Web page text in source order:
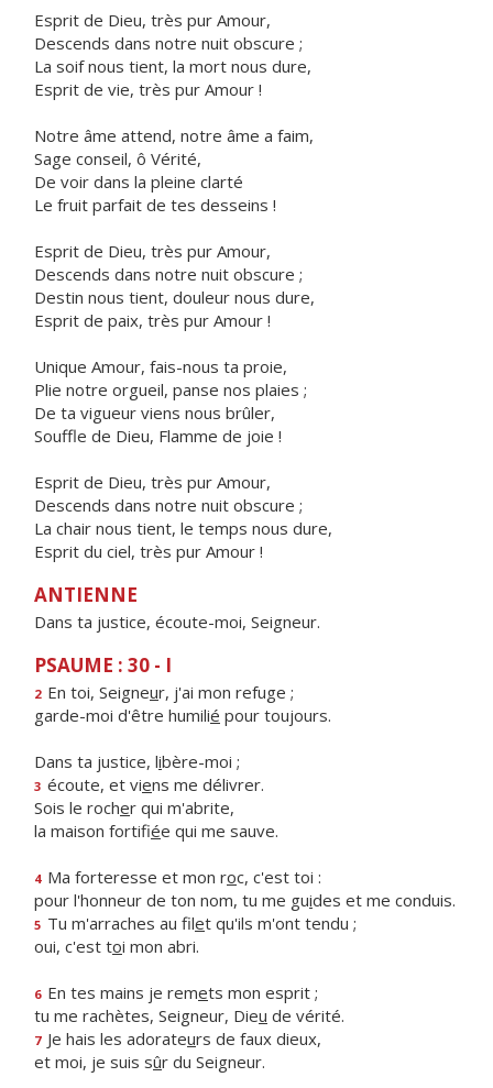
Esprit de Dieu, très pur Amour,
Descends dans notre nuit obscure ;
La soif nous tient, la mort nous dure,
Esprit de vie, très pur Amour !
Notre âme attend, notre âme a faim,
Sage conseil, ô Vérité,
De voir dans la pleine clarté
Le fruit parfait de tes desseins !
Esprit de Dieu, très pur Amour,
Descends dans notre nuit obscure ;
Destin nous tient, douleur nous dure,
Esprit de paix, très pur Amour !
Unique Amour, fais-nous ta proie,
Plie notre orgueil, panse nos plaies ;
De ta vigueur viens nous brûler,
Souffle de Dieu, Flamme de joie !
Esprit de Dieu, très pur Amour,
Descends dans notre nuit obscure ;
La chair nous tient, le temps nous dure,
Esprit du ciel, très pur Amour !
ANTIENNE
Dans ta justice, écoute-moi, Seigneur.
PSAUME : 30 - I
2 En toi, Seigneur, j'ai mon refuge ;
garde-moi d'être humilié pour toujours.
Dans ta justice, libère-moi ;
3 écoute, et viens me délivrer.
Sois le rocher qui m'abrite,
la maison fortifiée qui me sauve.
4 Ma forteresse et mon roc, c'est toi :
pour l'honneur de ton nom, tu me guides et me conduis.
5 Tu m'arraches au filet qu'ils m'ont tendu ;
oui, c'est toi mon abri.
6 En tes mains je remets mon esprit ;
tu me rachètes, Seigneur, Dieu de vérité.
7 Je hais les adorateurs de faux dieux,
et moi, je suis sûr du Seigneur.